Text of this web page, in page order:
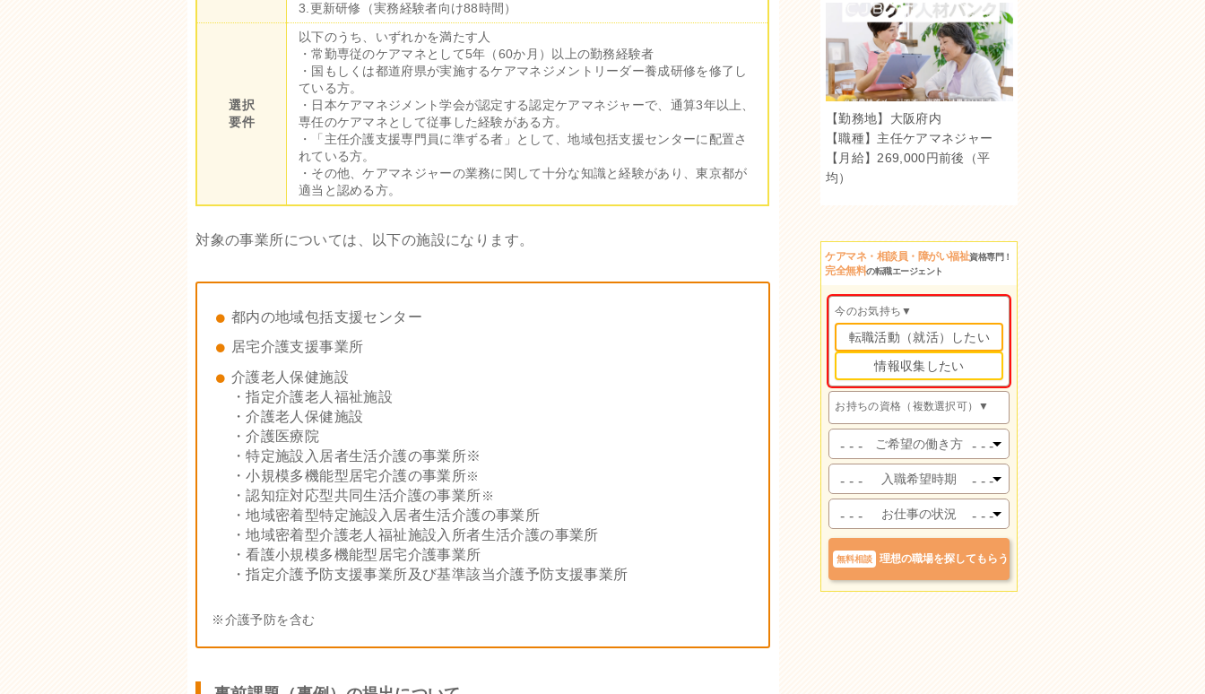
3.更新研修（実務経験者向け88時間）
選択
要件
以下のうち、いずれかを満たす人
・常勤専従のケアマネとして5年（60か月）以上の勤務経験者
・国もしくは都道府県が実施するケアマネジメントリーダー養成研修を修了し
ている方。
・日本ケアマネジメント学会が認定する認定ケアマネジャーで、通算3年以上、
専任のケアマネとして従事した経験がある方。
・「主任介護支援専門員に準ずる者」として、地域包括支援センターに配置さ
れている方。
・その他、ケアマネジャーの業務に関して十分な知識と経験があり、東京都が
適当と認める方。
対象の事業所については、以下の施設になります。
都内の地域包括支援センター
居宅介護支援事業所
介護老人保健施設
・指定介護老人福祉施設
・介護老人保健施設
・介護医療院
・特定施設入居者生活介護の事業所※
・小規模多機能型居宅介護の事業所※
・認知症対応型共同生活介護の事業所※
・地域密着型特定施設入居者生活介護の事業所
・地域密着型介護老人福祉施設入所者生活介護の事業所
・看護小規模多機能型居宅介護事業所
・指定介護予防支援事業所及び基準該当介護予防支援事業所
※介護予防を含む
【勤務地】大阪府内
【職種】主任ケアマネジャー
【月給】269,000円前後（平
均）
ケアマネ・相談員・障がい福祉資格専門！
完全無料の転職エージェント
今のお気持ち▼
転職活動（就活）したい
情報収集したい
お持ちの資格（複数選択可）▼
ケアマネ
（経験あり）
未経験ケアマネ
（実務研修前）
未経験ケアマネ
（実務研修修了）
主任ケアマネ
社会福祉士
精神保健福祉士
無料相談 理想の職場を探してもらう